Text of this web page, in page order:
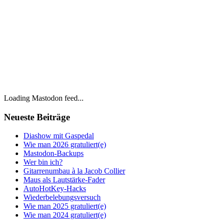
Loading Mastodon feed...
Neueste Beiträge
Diashow mit Gaspedal
Wie man 2026 gratuliert(e)
Mastodon-Backups
Wer bin ich?
Gitarrenumbau à la Jacob Collier
Maus als Lautstärke-Fader
AutoHotKey-Hacks
Wiederbelebungsversuch
Wie man 2025 gratuliert(e)
Wie man 2024 gratuliert(e)